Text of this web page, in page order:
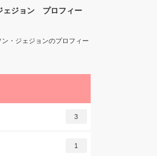
ェジョン プロフィー
・ジェジョンのプロフィー
3
1